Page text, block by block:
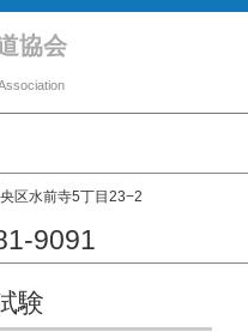
協会
区水前寺5丁目23−2
9091
験